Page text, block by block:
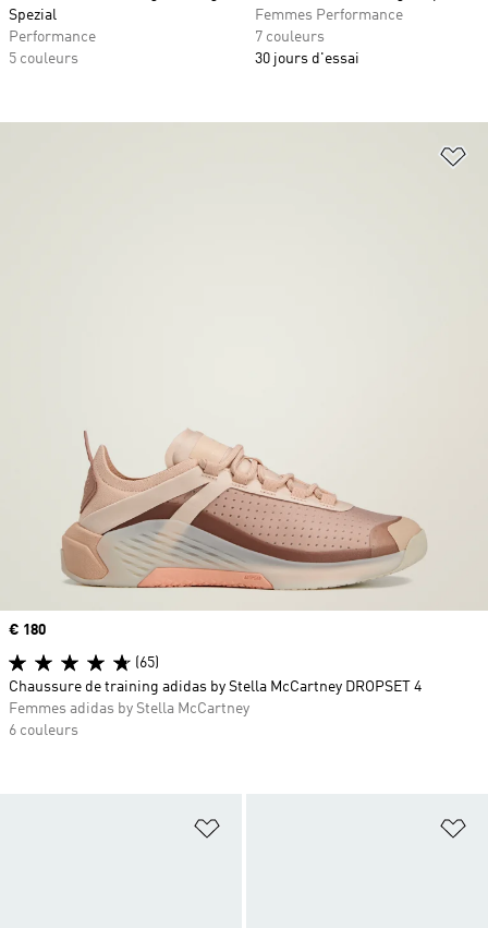
Spezial
Performance
5 couleurs
Femmes Performance
7 couleurs
30 jours d'essai
Ajouter à la Liste de produits
Prix
€ 180
(65)
Chaussure de training adidas by Stella McCartney DROPSET 4
Femmes adidas by Stella McCartney
6 couleurs